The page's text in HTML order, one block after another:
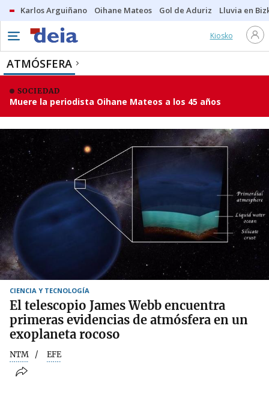
Karlos Arguiñano Oihane Mateos Gol de Aduriz Lluvia en
Kiosko
ATMÓSFERA
SOCIEDAD
Muere la periodista Oihane Mateos a los 45 años
CIENCIA Y TECNOLOGÍA
El telescopio James Webb encuentra
primeras evidencias de atmósfera en un
exoplaneta rocoso
NTM EFE